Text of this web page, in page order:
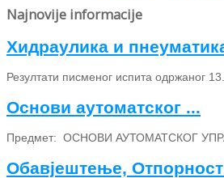
Najnovije informacije
Хидраулика и
Резултати писменог испита одржаног
Основи аутоматског ...
Предмет: ОСНОВИ АУТОМАТСКОГ
Обавјештење,